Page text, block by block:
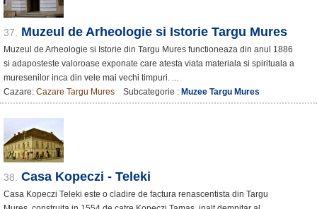
37. Muzeul de Arheologie si Istorie Targu Mures
Muzeul de Arheologie si Istorie din Targu Mures functioneaza din anul 1886
si adaposteste valoroase exponate care atesta viata materiala si spirituala a
muresenilor inca din vele mai vechi timpuri. ...
Cazare: Cazare Targu Mures Subcategorie : Muzee Targu Mures
38. Casa Kopeczi - Teleki
Casa Kopeczi Teleki este o cladire de factura renascentista din Targu